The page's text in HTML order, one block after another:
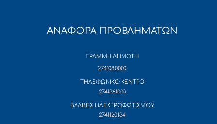
ΑΝΑΦΟΡΑ ΠΡΟΒΛΗΜΑΤΩΝ
ΓΡΑΜΜΗ ΔΗΜΟΤΗ
2741080000
ΤΗΛΕΦΩΝΙΚΟ ΚΕΝΤΡΟ
2741361000
ΒΛΑΒΕΣ ΗΛΕΚΤΡΟΦΩΤΙΣΜΟΥ
2741120134